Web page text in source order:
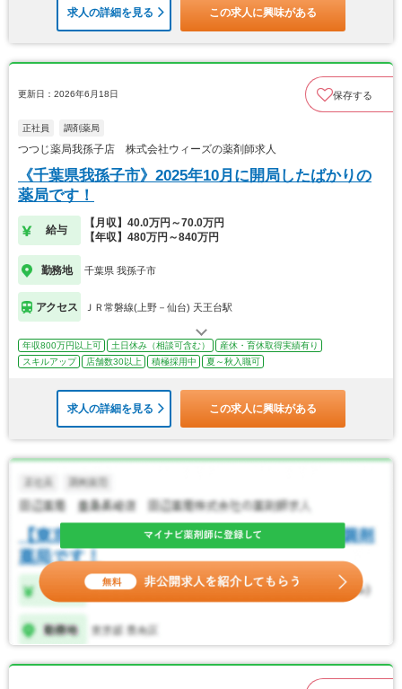
求人の詳細を見る この求人に興味がある
更新日：2026年6月18日 保存する
正社員 調剤薬局
つつじ薬局我孫子店 株式会社ウィーズの薬剤師求人
《千葉県我孫子市》2025年10月に開局したばかりの
薬局です！
給与
【月収】40.0万円～70.0万円
【年収】480万円～840万円
勤務地 千葉県 我孫子市
アクセス ＪＲ常磐線(上野－仙台) 天王台駅
年収800万円以上可 土日休み（相談可含む）
産休・育休取得実績有り
スキルアップ
店舗数30以上 積極採用中 夏～秋入職可
求人の詳細を見る この求人に興味がある